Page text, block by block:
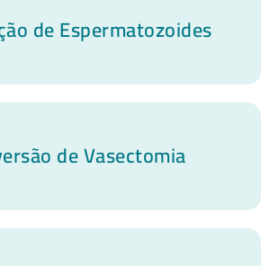
de Espermatozoides
de Vasectomia